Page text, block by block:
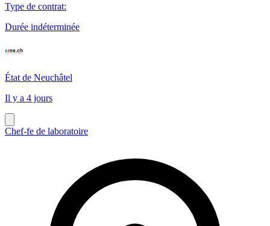
Type de contrat:
Durée indéterminée
État de Neuchâtel
Il y a 4 jours
Chef-fe de laboratoire